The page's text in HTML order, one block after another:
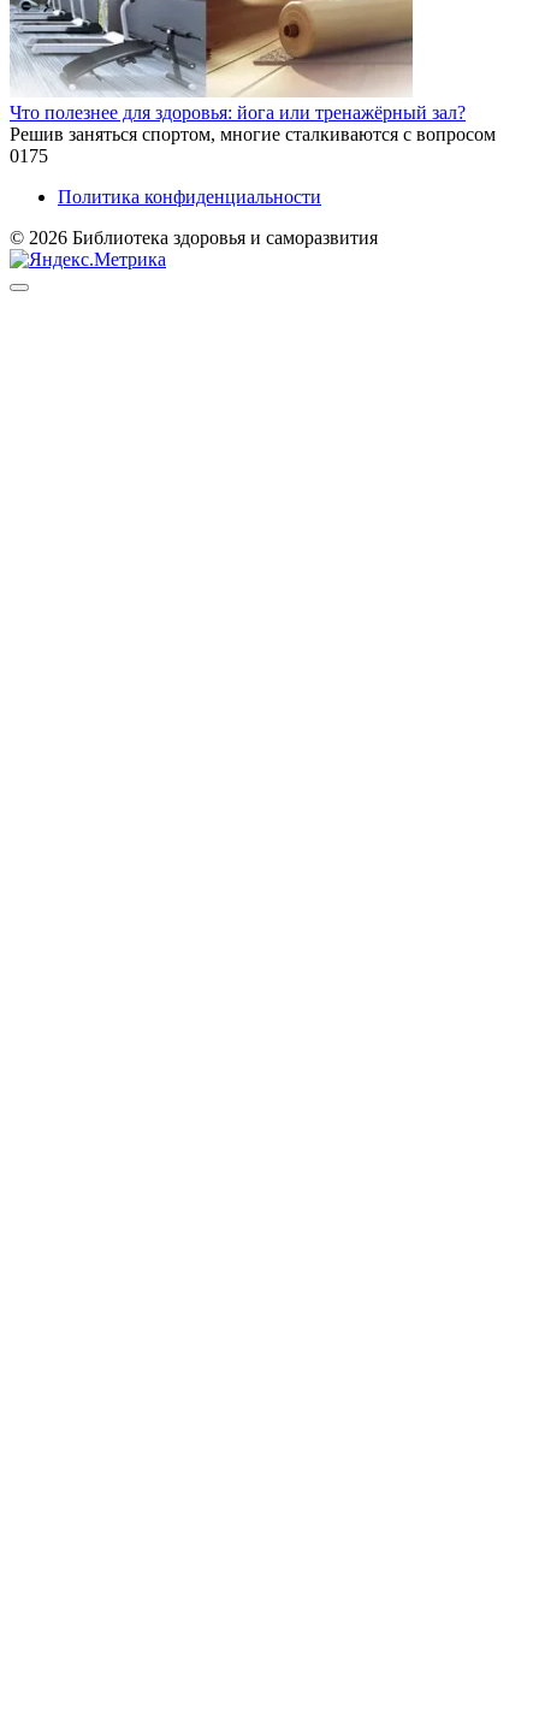
Что полезнее для здоровья: йога или тренажёрный зал?
Решив заняться спортом, многие сталкиваются с вопросом
0175
Политика конфиденциальности
© 2026 Библиотека здоровья и саморазвития